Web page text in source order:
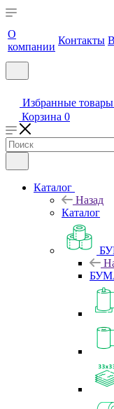
О
компании
Контакты
Избранные товары
Корзина 0
Каталог
Назад
Каталог